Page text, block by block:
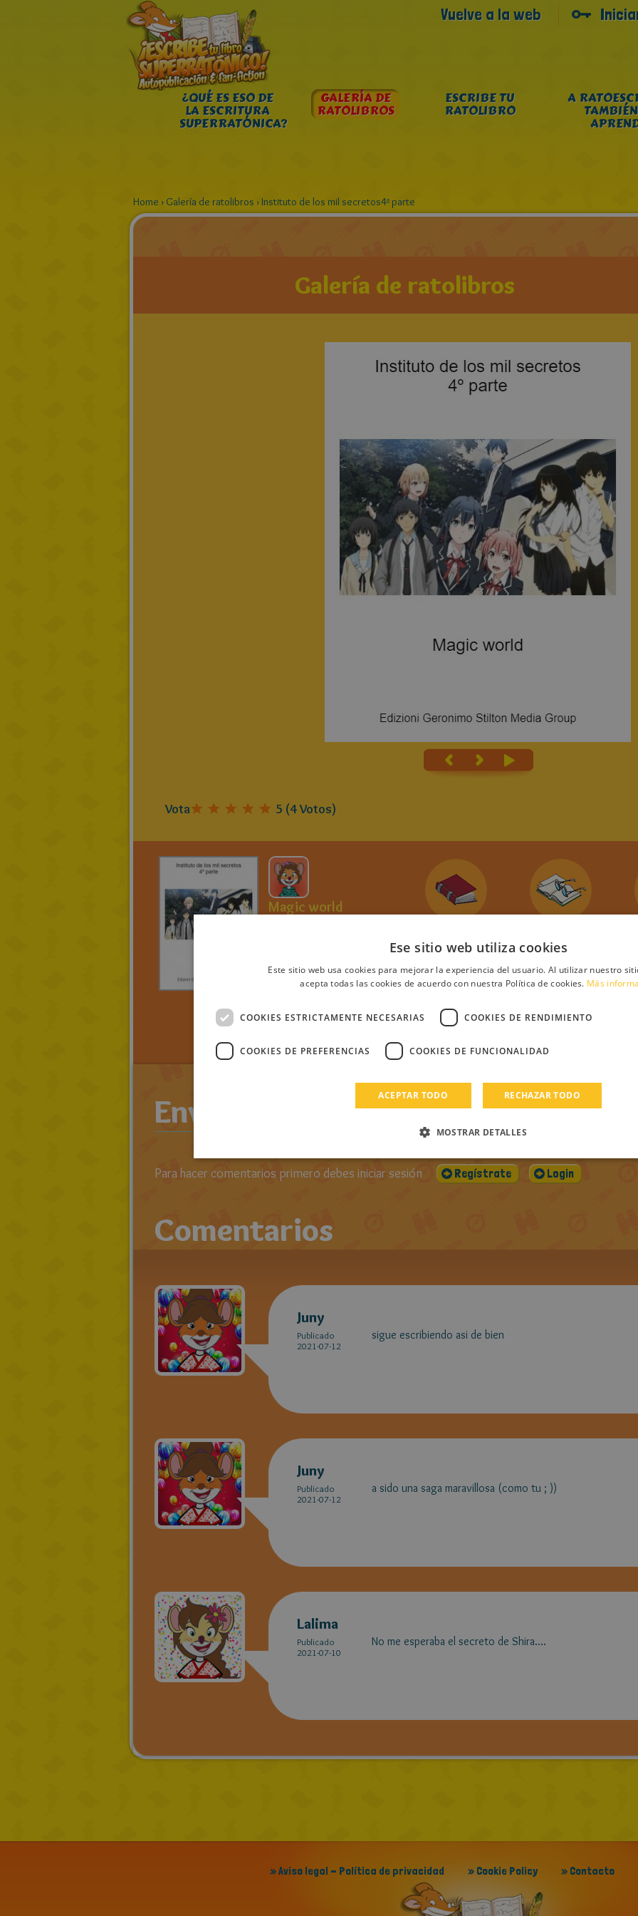
Vuelve a la web
¿QUÉ ES ESO DE
LA ESCRITURA
SUPERRATÓNICA?
GALERÍA DE
RATOLIBROS
ESCRIBE TU
RATOLIBRO
A
Home › Galería de ratolibros › Instituto de los mil secretos4º parte
Galería de ratolibros
Vota 5 (4Votos)
Magic world
secretos4º
parte
RATOLIBROS DE MAGIC
10-07-2021 893
Enviar comentario
Para hacer comentarios primero debes iniciar sesión Regístrate Login
Comentarios
Juny
Publicado
2021-07-12
sigue escribiendo asi de bien
Juny
Publicado
2021-07-12
a sido una saga maravillosa (como tu ; ))
Lalima
Publicado
2021-07-10
No me esperaba el secreto de Shira....
» Aviso legal - Política de privacidad » Cookie Policy » Contacto
Ese sitio web utiliza cookies
Este sitio web usa cookies para mejorar la experiencia del usuario. Al utilizar nuestro
acepta todas las cookies de acuerdo con nuestra Política de cookies. Más
COOKIES ESTRICTAMENTE NECESARIAS COOKIES DE RENDIMIENTO
COOKIES DE PREFERENCIAS COOKIES DE FUNCIONALIDAD
ACEPTAR TODO RECHAZAR TODO
MOSTRAR DETALLES